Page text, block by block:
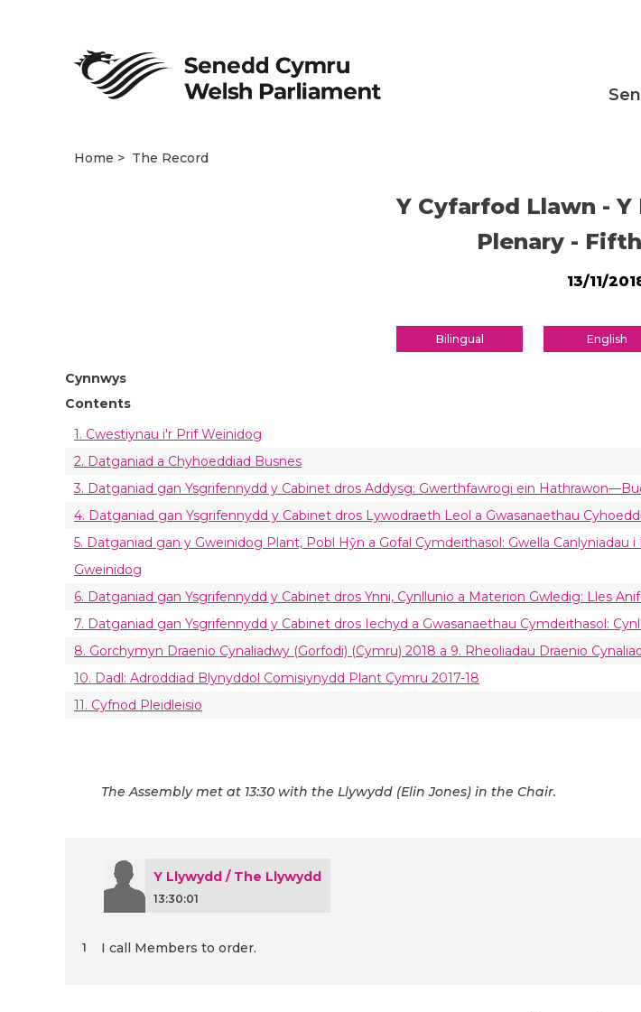
Home The Record
Y Cyfarfod Llawn - Y
Plenary -
13/11/
Bilingual English
Cynnwys
Contents
1. Cwestiynau i'r Prif Weinidog
2. Datganiad a Chyhoeddiad Busnes
3. Datganiad gan Ysgrifennydd y Cabinet dros Addysg: Gwerthfawrogi ein
4. Datganiad gan Ysgrifennydd y Cabinet dros Lywodraeth Leol a Gwasanaethau
5. Datganiad gan y Gweinidog Plant, Pobl Hŷn a Gofal Cymdeithasol: Gwella
Gweinidog
6. Datganiad gan Ysgrifennydd y Cabinet dros Ynni, Cynllunio a Materion Gwledig: Lles
7. Datganiad gan Ysgrifennydd y Cabinet dros Iechyd a Gwasanaethau Cymdeithasol:
8. Gorchymyn Draenio Cynaliadwy (Gorfodi) (Cymru) 2018 a 9. Rheoliadau Draenio
10. Dadl: Adroddiad Blynyddol Comisiynydd Plant Cymru 2017-18
11. Cyfnod Pleidleisio
The Assembly met at 13:30 with the Llywydd (Elin Jones) in the Chair.
Y Llywydd / The Llywydd
13:30:01
I call Members to order.
1